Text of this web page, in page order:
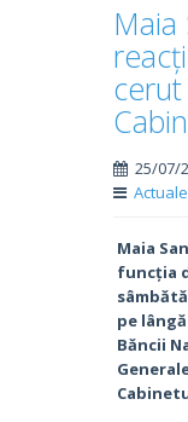
Maia
25/07/
Actuale
Maia
funcția
pe
Băncii